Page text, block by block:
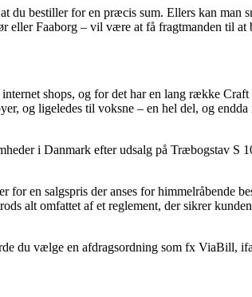
du bestiller for en præcis sum. Ellers kan man
Faaborg – vil være at få fragtmanden til at
shops, og for det har en lang række
og ligeledes til voksne – en hel del, og endda
i Danmark efter udsalg på Træbogstav S
en salgspris der anses for himmelråbende
alt omfattet af et reglement, der sikrer
du vælge en afdragsordning som fx ViaBill,